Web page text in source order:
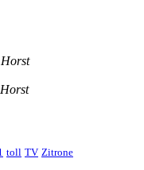
Horst
Horst
toll TV Zitrone